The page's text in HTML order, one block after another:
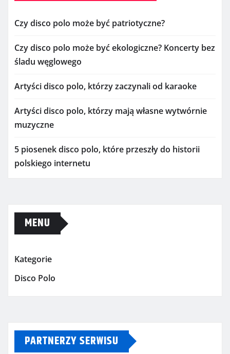
Czy disco polo może być patriotyczne?
Czy disco polo może być ekologiczne? Koncerty bez
śladu węglowego
Artyści disco polo, którzy zaczynali od karaoke
Artyści disco polo, którzy mają własne wytwórnie
muzyczne
5 piosenek disco polo, które przeszły do historii
polskiego internetu
MENU
Kategorie
Disco Polo
PARTNERZY SERWISU